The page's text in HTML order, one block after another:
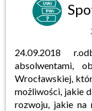
24.09.2018
absolwentami,
Wrocławskiej,
możliwości, jakie
rozwoju, jakie na